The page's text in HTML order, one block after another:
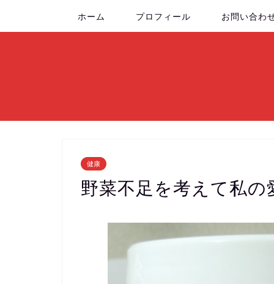
ホーム プロフィール お問い合わ
健康
野菜不足を考えて私